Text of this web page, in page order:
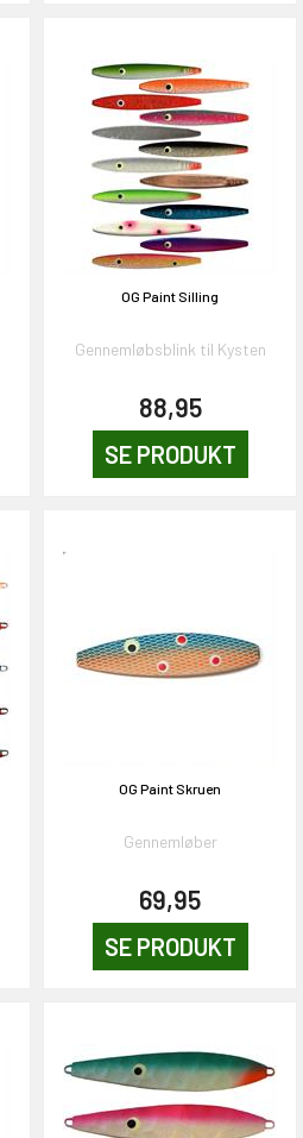
OG Paint Silling
Gennemløbsblink til Kysten
88,95
SE PRODUKT
OG Paint Skruen
Gennemløber
69,95
SE PRODUKT